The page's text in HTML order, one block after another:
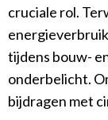
cruciale rol.
tijdens bouw-
onderbelicht.
bijdragen met